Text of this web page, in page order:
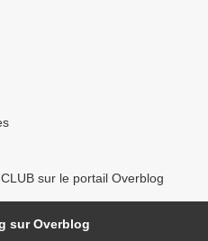
sur le portail Overblog
sur Overblog